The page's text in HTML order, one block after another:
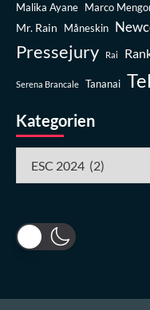
Malika Ayane Marco
Mr. Rain Måneskin
Pressejury Rai
Serena Brancale Tananai
Kategorien